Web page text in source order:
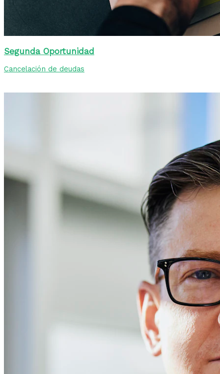
Segunda Oportunidad
Cancelación de deudas